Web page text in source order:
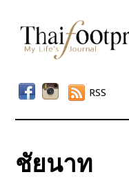
RSS
ชัยนาท